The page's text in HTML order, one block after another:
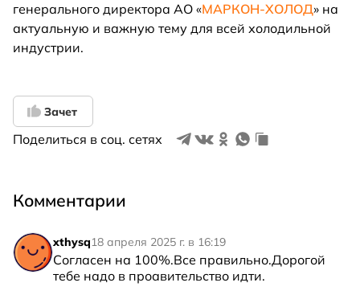
генерального директора АО «МАРКОН-ХОЛОД» на
актуальную и важную тему для всей холодильной
индустрии.
Зачет
Поделиться в соц. сетях
Комментарии
xthysq18 апреля 2025 г. в 16:19
Согласен на 100%.Все правильно.Дорогой
тебе надо в проавительство идти.